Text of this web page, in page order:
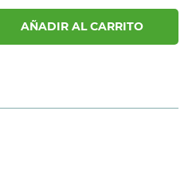
AÑADIR AL CARRITO